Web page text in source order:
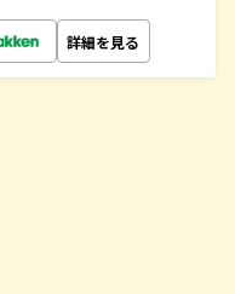
詳細を見る